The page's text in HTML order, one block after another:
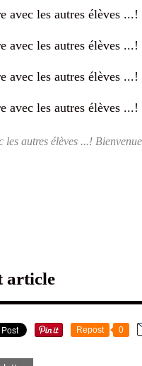
les autres élèves ...!
article
Repost 0